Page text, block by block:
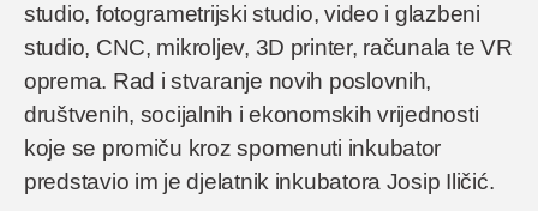
studio, fotogrametrijski studio, video i glazbeni
studio, CNC, mikroljev, 3D printer, računala te VR
oprema. Rad i stvaranje novih poslovnih,
društvenih, socijalnih i ekonomskih vrijednosti
koje se promiču kroz spomenuti inkubator
predstavio im je djelatnik inkubatora Josip Iličić.